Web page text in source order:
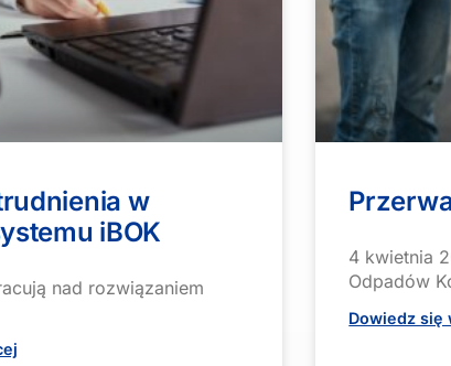
w
iBOK
nad rozwiązaniem
4 kwietnia
Odpadów
Dowiedz się